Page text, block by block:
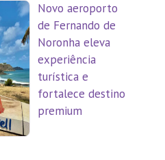
Novo aeroporto
de Fernando de
Noronha eleva
experiência
turística e
fortalece destino
premium